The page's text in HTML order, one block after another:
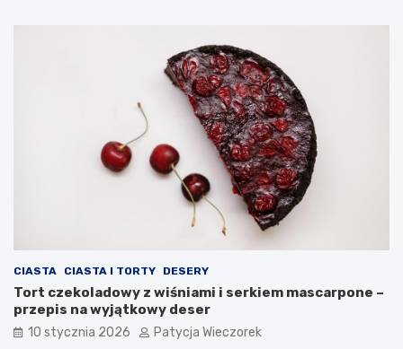
CIASTA CIASTA I TORTY DESERY
Tort czekoladowy z wiśniami i serkiem mascarpone –
przepis na wyjątkowy deser
10 stycznia 2026 Patycja Wieczorek